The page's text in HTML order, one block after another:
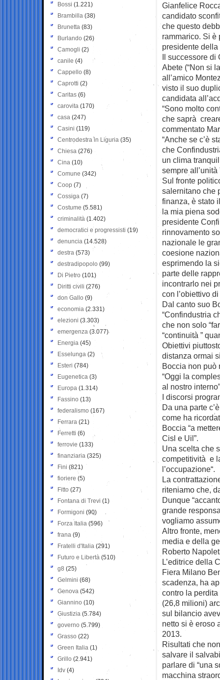
Gianfelice
candidato
che questo
rammarico. Si è
presidente della
Il successore
Abete (“Non si
all’amico
visto il suo
candidata
“Sono molto
che saprà
commentato
“Anche se c’è
che
un clima
sempre all’unità
Sul fronte
salernitano che
finanza, è stato
la mia piena
presidente
rinnovamento
nazionale le
coesione
esprimendo la
parte delle
incontrarlo nei
con l’obiettivo
Dal canto suo
“Confindustria
che non solo
“continuità ”
Obiettivi
distanza ormai
Boccia non può
“Oggi la
al nostro
I discorsi
Da una parte
come ha
Boccia “a
Cisl e Uil”.
Una scelta che
competitività e
l’occupazione“.
La
riteniamo che,
Dunque
grande
vogliamo
Altro fronte,
media e della
Roberto
L’editrice della
Fiera Milano
scadenza, ha
contro la
(26,8 milioni)
sul bilancio
netto si è eroso
2013.
Risultati che
salvare il
parlare di “una
macchina
Bossi (1.221)
Brambilla (38)
Brunetta (83)
Burlando (26)
Camogli (2)
canile (4)
Cappello (8)
Caprotti (2)
Caritas (6)
carovita (170)
casa (247)
Casini (119)
Centrodestra in Liguria (35)
Chiesa (276)
Cina (10)
Comune (342)
Coop (7)
Cossiga (7)
Costume (5.581)
criminalità (1.402)
democratici e progressisti (19)
denuncia (14.528)
destra (573)
destradipopolo (99)
Di Pietro (101)
Diritti civili (276)
don Gallo (9)
economia (2.331)
elezioni (3.303)
emergenza (3.077)
Energia (45)
Esselunga (2)
Esteri (784)
Eugenetica (3)
Europa (1.314)
Fassino (13)
federalismo (167)
Ferrara (21)
Ferretti (6)
ferrovie (133)
finanziaria (325)
Fini (821)
fioriere (5)
Fitto (27)
Fontana di Trevi (1)
Formigoni (90)
Forza Italia (596)
frana (9)
Fratelli d'Italia (291)
Futuro e Libertà (510)
g8 (25)
Gelmini (68)
Genova (542)
Giannino (10)
Giustizia (5.784)
governo (5.799)
Grasso (22)
Green Italia (1)
Grillo (2.941)
Idv (4)